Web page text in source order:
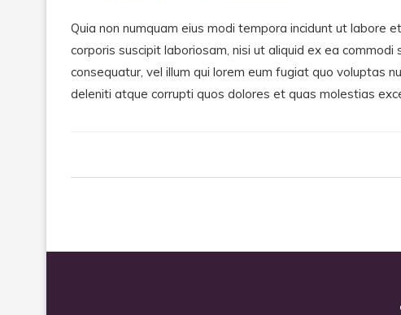
Quia non numquam eius modi tempora incidunt ut labore
corporis suscipit laboriosam, nisi ut aliquid ex ea
consequatur, vel illum qui lorem eum fugiat quo voluptas
deleniti atque corrupti quos dolores et quas molestias